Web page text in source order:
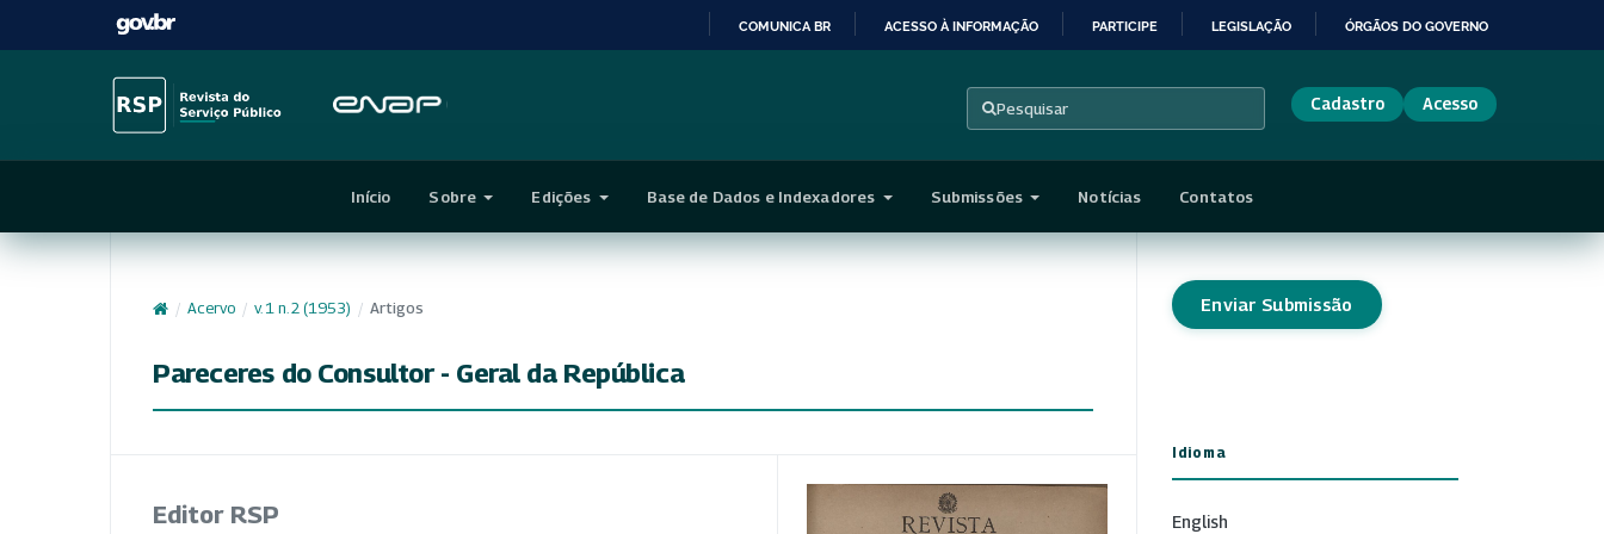
CONTEÚDO
COMUNICA BR ACESSO À INFORMAÇÃO PARTICIPE LEGISLAÇÃO ÓRGÃOS DO GOVERNO
Pesquisar Cadastro Acesso
Início Sobre Edições Base de Dados e Indexadores Submissões Notícias Contatos
/ Acervo / v. 1 n. 2 (1953) / Artigos
Pareceres do Consultor - Geral da República
Editor RSP
Enviar Submissão
Idioma
English